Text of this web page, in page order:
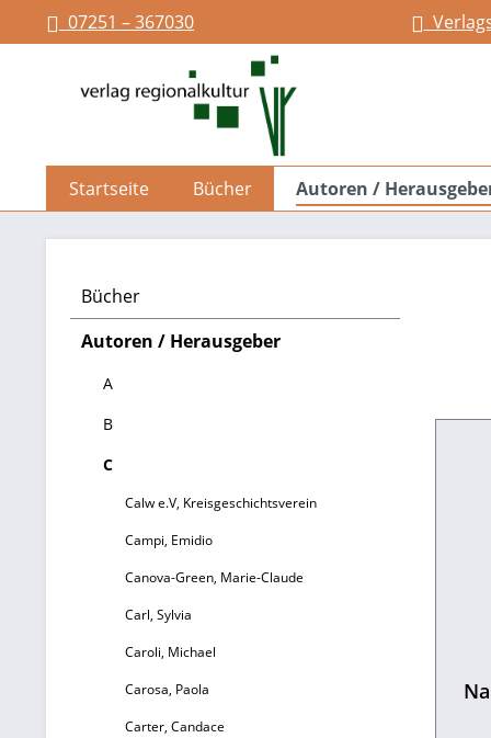
Zur Hauptnavigation springen
07251 – 367030
Startseite Bücher Autoren /
Bücher
Autoren / Herausgeber
A
B
C
Calw e.V, Kreisgeschichtsverein
Campi, Emidio
Canova-Green, Marie-Claude
Carl, Sylvia
Caroli, Michael
Carosa, Paola
Carter, Candace